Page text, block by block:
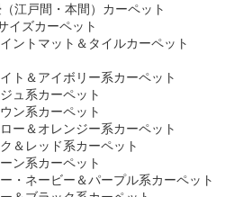
江戸間・本間）カーペット
イズカーペット
ントマット＆タイルカーペット
ト＆アイボリー系カーペット
ュ系カーペット
ン系カーペット
ー＆オレンジー系カーペット
＆レッド系カーペット
ン系カーペット
・ネービー＆パープル系カーペット